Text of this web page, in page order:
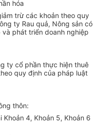
hóa
trừ các khoản theo quy
ty Rau quả, Nông sản có
phát triển doanh nghiệp
ty cổ phần thực hiện thuê
quy định của pháp luật
thôn:
4, Khoản 5, Khoản 6